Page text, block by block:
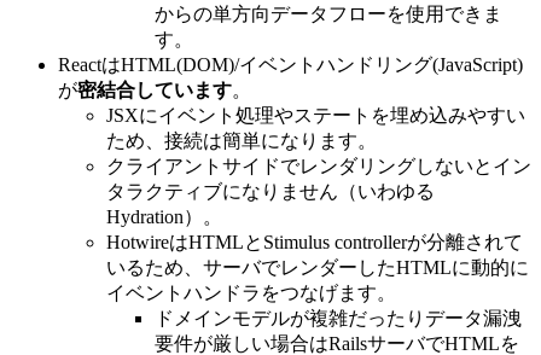
からの単方向データフローを使用できま
す。
ReactはHTML(DOM)/イベントハンドリング(JavaScript)
が密結合しています。
JSXにイベント処理やステートを埋め込みやすい
ため、接続は簡単になります。
クライアントサイドでレンダリングしないとイン
タラクティブになりません（いわゆる
Hydration）。
HotwireはHTMLとStimulus controllerが分離されて
いるため、サーバでレンダーしたHTMLに動的に
イベントハンドラをつなげます。
ドメインモデルが複雑だったりデータ漏洩
要件が厳しい場合はRailsサーバでHTMLを